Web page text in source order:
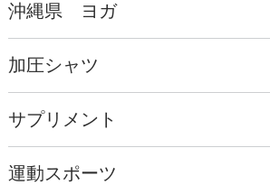
沖縄県 ヨガ
加圧シャツ
サプリメント
運動スポーツ